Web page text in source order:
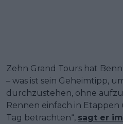
Zehn Grand Tours hat
– was ist sein Geheimtipp,
durchzustehen, ohne
Rennen einfach in
Tag betrachten“, sagt er